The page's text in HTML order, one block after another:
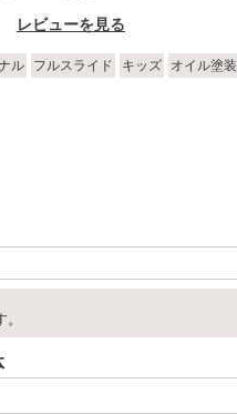
レビューを見る
ル フルスライド キッズ オイル塗装